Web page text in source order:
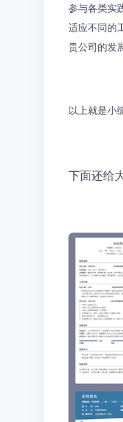
参与各类实
适应不同的
贵公司的发
以上就是小
下面还给